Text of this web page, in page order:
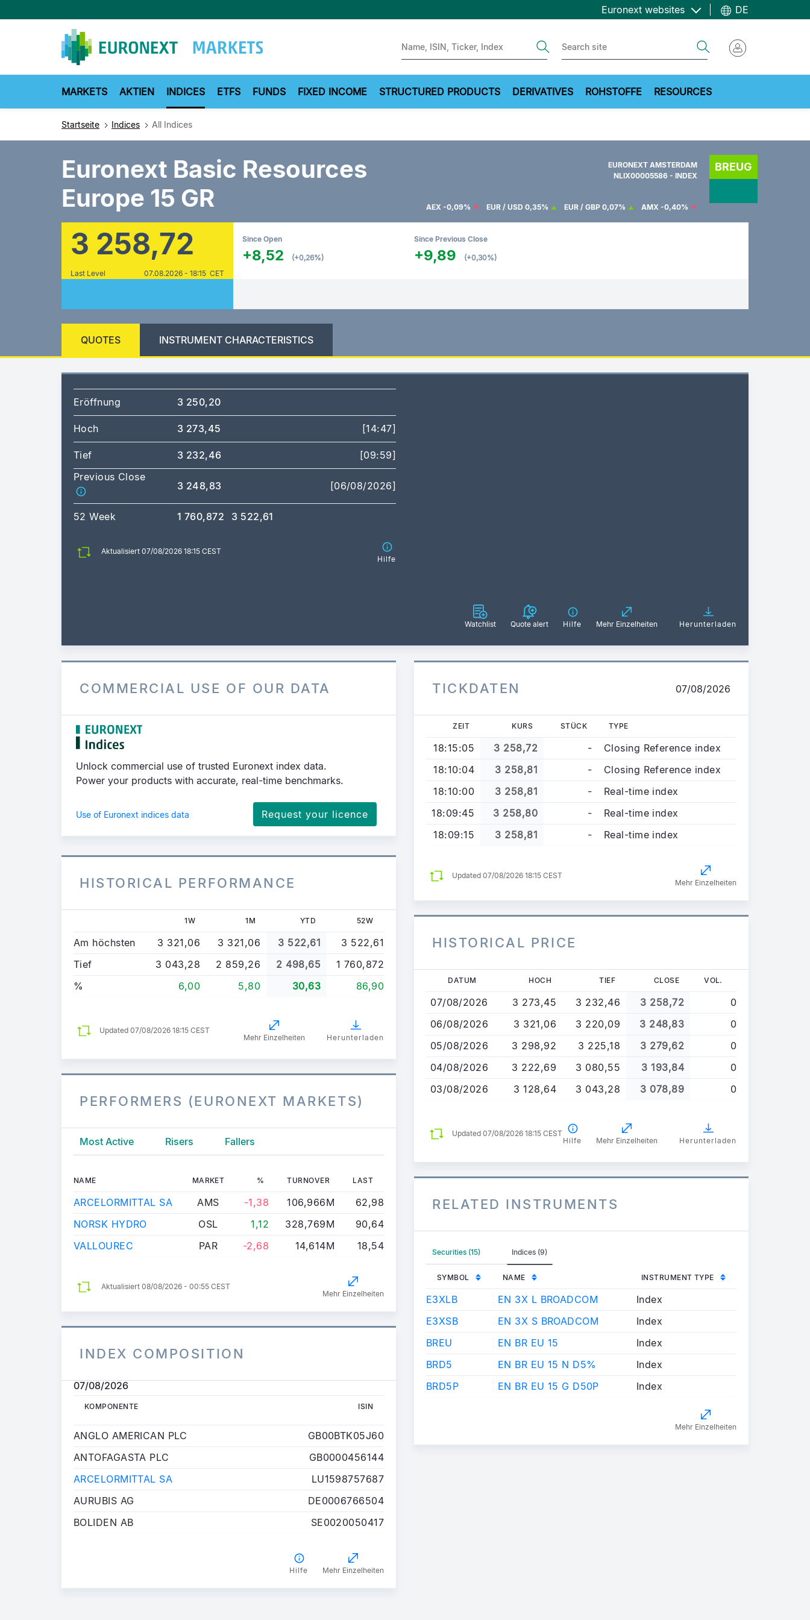
zum
Euronext websites DE
MARKETS AKTIEN INDICES ETFS FUNDS FIXED INCOME STRUCTURED PRODUCTS DERIVATIVES ROHSTOFFE RESOURCES
Startseite Indices All Indices
Euronext Basic Resources
Europe 15 GR
EURONEXT AMSTERDAM
NLIX00005586 - INDEX
BREUG
AEX -0,09% EUR / USD 0,35% EUR / GBP 0,07% AMX -0,40%
3 258,72
Last Level 07.08.2026 - 18:15 CET
Since Open
+8,52 (+0,26%)
Since Previous Close
+9,89 (+0,30%)
QUOTES INSTRUMENT CHARACTERISTICS
Eröffnung 3 250,20
Hoch 3 273,45 [14:47]
Tief 3 232,46
[09:59]
Previous Close
3 248,83 [06/08/2026]
52 Week 1 760,872 3 522,61
Aktualisiert 07/08/2026 18:15 CEST
Hilfe
Watchlist Quote alert Hilfe Mehr Einzelheiten Herunterladen
COMMERCIAL USE OF OUR DATA
Unlock commercial use of trusted Euronext index data.
Power your products with accurate, real-time benchmarks.
Use of Euronext indices data Request your licence
HISTORICAL PERFORMANCE
1W 1M YTD 52W
Am höchsten 3 321,06 3 321,06 3 522,61
3 522,61
Tief
3 043,28 2 859,26 2 498,65
1 760,872
%
6,00 5,80 30,63 86,90
Updated 07/08/2026 18:15 CEST
Mehr Einzelheiten
Herunterladen
PERFORMERS (EURONEXT MARKETS)
Most Active Risers Fallers
NAME MARKET % TURNOVER LAST
ARCELORMITTAL SA AMS -1,38 106,966M
62,98
NORSK HYDRO
OSL 1,12 328,769M
90,64
VALLOUREC
PAR -2,68 14,614M 18,54
Aktualisiert 08/08/2026 - 00:55 CEST
Mehr Einzelheiten
INDEX COMPOSITION
07/08/2026
KOMPONENTE ISIN
ANGLO AMERICAN PLC
GB00BTK05J60
ANTOFAGASTA PLC
GB0000456144
ARCELORMITTAL SA
LU1598757687
AURUBIS AG
DE0006766504
BOLIDEN AB
SE0020050417
Hilfe Mehr Einzelheiten
TICKDATEN 07/08/2026
ZEIT KURS STÜCK TYPE
18:15:05 3 258,72 -
Closing Reference index
18:10:04
3 258,81 -
Closing Reference index
18:10:00
3 258,81 -
Real-time index
18:09:45
3 258,80 -
Real-time index
18:09:15
3 258,81 - Real-time index
Updated 07/08/2026 18:15 CEST
Mehr Einzelheiten
HISTORICAL PRICE
Direkt
Inhalt
DATUM HOCH TIEF CLOSE VOL.
07/08/2026 3 273,45 3 232,46 3 258,72
0
06/08/2026
3 321,06 3 220,09 3 248,83
0
05/08/2026
3 298,92 3 225,18 3 279,62
0
04/08/2026
3 222,69 3 080,55 3 193,84
0
03/08/2026
3 128,64 3 043,28 3 078,89 0
Updated 07/08/2026 18:15 CEST
Hilfe
Mehr Einzelheiten Herunterladen
RELATED INSTRUMENTS
Securities (15) Indices (9)
SYMBOL NAME INSTRUMENT TYPE
E3XLB EN 3X L BROADCOM
Index
E3XSB
EN 3X S BROADCOM
Index
BREU
EN BR EU 15
Index
BRD5
EN BR EU 15 N D5%
Index
BRD5P
EN BR EU 15 G D50P Index
Mehr Einzelheiten